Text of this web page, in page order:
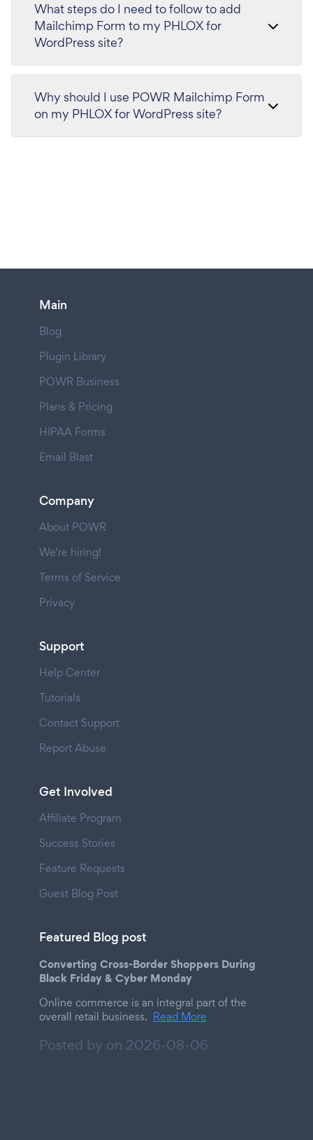
What steps do I need to follow to add
Mailchimp Form to my PHLOX for
WordPress site?
Why should I use POWR Mailchimp Form
on my PHLOX for WordPress site?
Main
Blog
Plugin Library
POWR Business
Plans & Pricing
HIPAA Forms
Email Blast
Company
About POWR
We're hiring!
Terms of Service
Privacy
Support
Help Center
Tutorials
Contact Support
Report Abuse
Get Involved
Affiliate Program
Success Stories
Feature Requests
Guest Blog Post
Featured Blog post
Converting Cross-Border Shoppers During
Black Friday & Cyber Monday
Online commerce is an integral part of the
overall retail business. Read More
Posted by on 2026-08-06